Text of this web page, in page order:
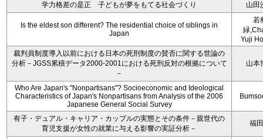
学力格差の是正 子どもが夢をもてる社会づくり 山田
Is the eldest son different? The residential choice of siblings in
Japan
若
緑
Yuji
裁判員制度導入以前における日本の死刑制度の賛否に関する世論の
分析－JGSS累積データ2000-2001における死刑反対の根拠について
－
山本
Who Are Japan's "Nonpartisans"? Socioeconomic and Ideological
Characteristics of Japan's Nonpartisans from Analysis of the 2006
Japanese General Social Survey
有子・デュアル・キャリア・カップルの実態とその条件－親世代の
育児支援が女性の就業に与える影響の実証分析－
福